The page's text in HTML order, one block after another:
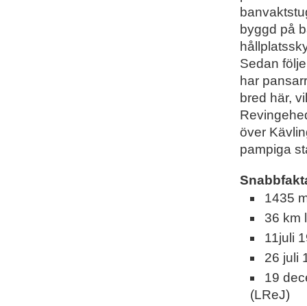
byggd på
Sedan
har
bred här,
över
pampiga
1435
36 km
11juli
26 juli
19
(LReJ)